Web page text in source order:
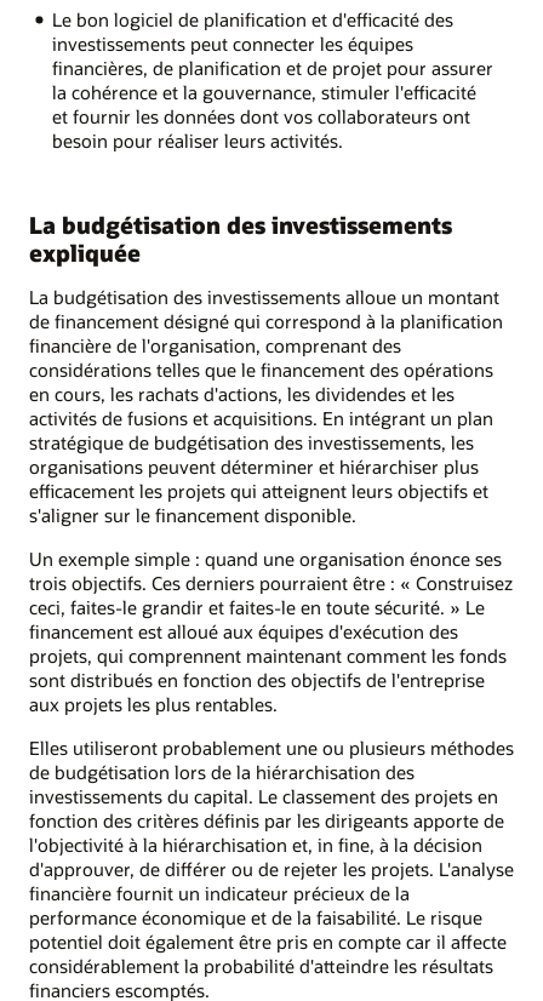
Le bon logiciel de planification et d'efficacité des
investissements peut connecter les équipes
financières, de planification et de projet pour assurer
la cohérence et la gouvernance, stimuler l'efficacité
et fournir les données dont vos collaborateurs ont
besoin pour réaliser leurs activités.
La budgétisation des investissements
expliquée
La budgétisation des investissements alloue un montant
de financement désigné qui correspond à la planification
financière de l'organisation, comprenant des
considérations telles que le financement des opérations
en cours, les rachats d'actions, les dividendes et les
activités de fusions et acquisitions. En intégrant un plan
stratégique de budgétisation des investissements, les
organisations peuvent déterminer et hiérarchiser plus
efficacement les projets qui atteignent leurs objectifs et
s'aligner sur le financement disponible.
Un exemple simple : quand une organisation énonce ses
trois objectifs. Ces derniers pourraient être : « Construisez
ceci, faites-le grandir et faites-le en toute sécurité. » Le
financement est alloué aux équipes d'exécution des
projets, qui comprennent maintenant comment les fonds
sont distribués en fonction des objectifs de l'entreprise
aux projets les plus rentables.
Elles utiliseront probablement une ou plusieurs méthodes
de budgétisation lors de la hiérarchisation des
investissements du capital. Le classement des projets en
fonction des critères définis par les dirigeants apporte de
l'objectivité à la hiérarchisation et, in fine, à la décision
d'approuver, de différer ou de rejeter les projets. L'analyse
financière fournit un indicateur précieux de la
performance économique et de la faisabilité. Le risque
potentiel doit également être pris en compte car il affecte
considérablement la probabilité d'atteindre les résultats
financiers escomptés.